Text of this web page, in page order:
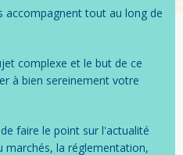
accompagnent tout au long de
complexe et le but de ce
à bien sereinement votre
faire le point sur l'actualité
marchés, la réglementation,